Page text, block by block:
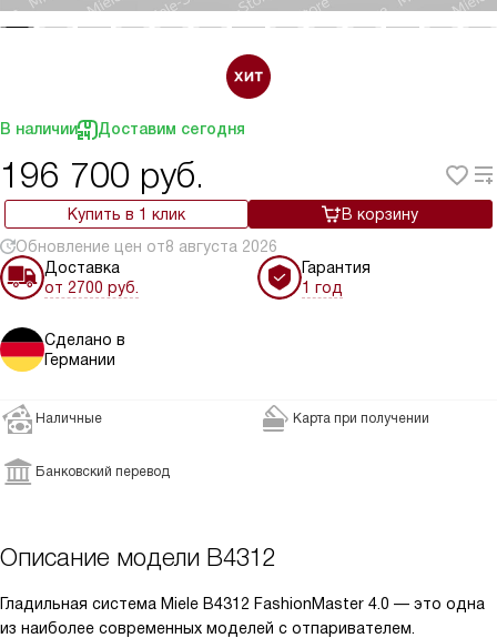
В наличии Доставим сегодня
196 700 руб.
Купить в 1 клик
В корзину
Обновление цен от8 августа 2026
Доставка
от 2700 руб.
Гарантия
1 год
Сделано в
Германии
Наличные Карта при получении
Банковский перевод
Описание модели B4312
Гладильная система Miele B4312 FashionMaster 4.0 — это одна
из наиболее современных моделей с отпаривателем.